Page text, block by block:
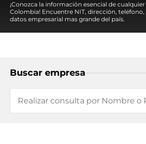
¡Conozca la información esencial de
Colombia! Encuentre NIT, dirección, teléfono,
datos empresarial mas grande del país.
Buscar empresa